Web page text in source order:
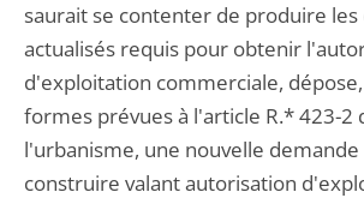
saurait se contenter de produire
actualisés requis pour obtenir
d'exploitation commerciale,
formes prévues à l'article R.* 423-2
l'urbanisme, une nouvelle
construire valant autorisation